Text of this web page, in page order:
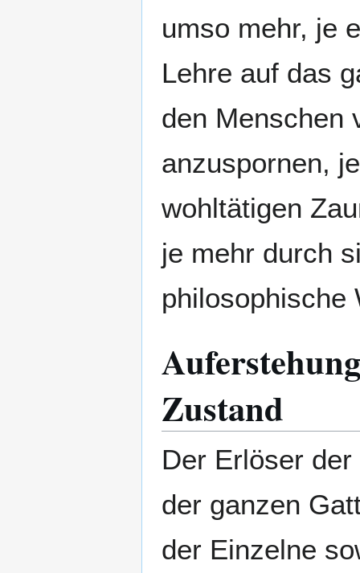
umso mehr, je
Lehre auf das
den Menschen
anzuspornen,
wohltätigen
je mehr durch
philosophische
Zustand
Der Erlöser
der ganzen
der Einzelne